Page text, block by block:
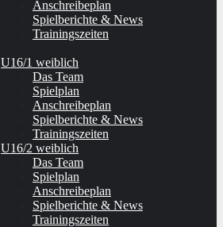
Anschreibeplan
Spielberichte & News
Trainingszeiten
U16/1 weiblich
Das Team
Spielplan
Anschreibeplan
Spielberichte & News
Trainingszeiten
U16/2 weiblich
Das Team
Spielplan
Anschreibeplan
Spielberichte & News
Trainingszeiten